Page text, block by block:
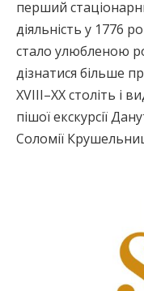
перший
діяльність у 1776
стало улюбленою
дізнатися більше
XVIII–XX століть і
пішої екскурсії
Соломії